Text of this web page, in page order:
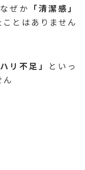
ぜか 「清潔感」
とはありません
リ不足」
といっ
ん